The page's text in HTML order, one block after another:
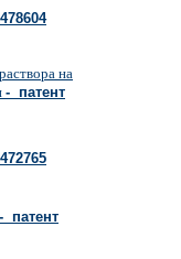
на
- патент
- патент